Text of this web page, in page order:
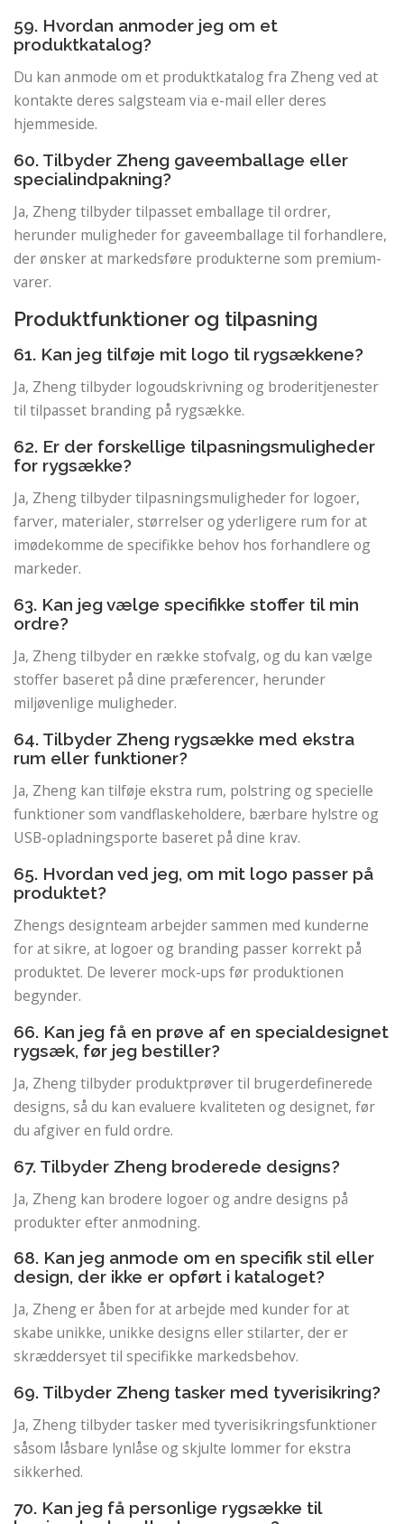
59. Hvordan anmoder jeg om et
produktkatalog?
Du kan anmode om et produktkatalog fra Zheng ved at
kontakte deres salgsteam via e-mail eller deres
hjemmeside.
60. Tilbyder Zheng gaveemballage eller
specialindpakning?
Ja, Zheng tilbyder tilpasset emballage til ordrer,
herunder muligheder for gaveemballage til forhandlere,
der ønsker at markedsføre produkterne som premium-
varer.
Produktfunktioner og tilpasning
61. Kan jeg tilføje mit logo til rygsækkene?
Ja, Zheng tilbyder logoudskrivning og broderitjenester
til tilpasset branding på rygsække.
62. Er der forskellige tilpasningsmuligheder
for rygsække?
Ja, Zheng tilbyder tilpasningsmuligheder for logoer,
farver, materialer, størrelser og yderligere rum for at
imødekomme de specifikke behov hos forhandlere og
markeder.
63. Kan jeg vælge specifikke stoffer til min
ordre?
Ja, Zheng tilbyder en række stofvalg, og du kan vælge
stoffer baseret på dine præferencer, herunder
miljøvenlige muligheder.
64. Tilbyder Zheng rygsække med ekstra
rum eller funktioner?
Ja, Zheng kan tilføje ekstra rum, polstring og specielle
funktioner som vandflaskeholdere, bærbare hylstre og
USB-opladningsporte baseret på dine krav.
65. Hvordan ved jeg, om mit logo passer på
produktet?
Zhengs designteam arbejder sammen med kunderne
for at sikre, at logoer og branding passer korrekt på
produktet. De leverer mock-ups før produktionen
begynder.
66. Kan jeg få en prøve af en specialdesignet
rygsæk, før jeg bestiller?
Ja, Zheng tilbyder produktprøver til brugerdefinerede
designs, så du kan evaluere kvaliteten og designet, før
du afgiver en fuld ordre.
67. Tilbyder Zheng broderede designs?
Ja, Zheng kan brodere logoer og andre designs på
produkter efter anmodning.
68. Kan jeg anmode om en specifik stil eller
design, der ikke er opført i kataloget?
Ja, Zheng er åben for at arbejde med kunder for at
skabe unikke, unikke designs eller stilarter, der er
skræddersyet til specifikke markedsbehov.
69. Tilbyder Zheng tasker med tyverisikring?
Ja, Zheng tilbyder tasker med tyverisikringsfunktioner
såsom låsbare lynlåse og skjulte lommer for ekstra
sikkerhed.
70. Kan jeg få personlige rygsække til